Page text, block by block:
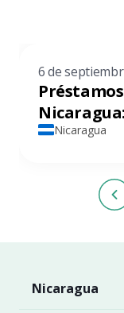
6 de
Nicaragua
Nicaragua